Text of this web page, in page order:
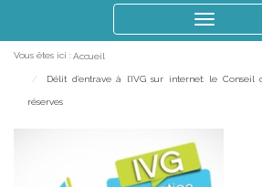
le
Vous êtes ici : Accueil
Délit d'entrave à l'IVG sur internet: le Conseil
réserves